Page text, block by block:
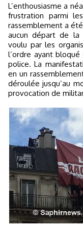
L’enthousiasme a néanmoins vite cédé la place à une grande
frustration parmi
rassemblement a été
aucun départ de la
voulu par les
l’ordre ayant
police. La
en un
déroulée jusqu’au
provocation de